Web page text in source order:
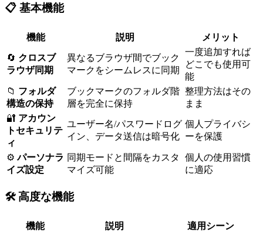
📋 基本機能
機能 説明 メリット
🔄 クロスブ
ラウザ同期
異なるブラウザ間でブック
マークをシームレスに同期
一度追加すれば
どこでも使用可
能
📁 フォルダ
構造の保持
ブックマークのフォルダ階
層を完全に保持
整理方法はその
まま
🔐 アカウン
トセキュリテ
ィ
ユーザー名/パスワードログ
イン、データ送信は暗号化
個人プライバシ
ーを保護
⚙️パーソナラ
イズ設定
同期モードと間隔をカスタ
マイズ可能
個人の使用習慣
に適応
🛠️ 高度な機能
機能 説明
適用シーン